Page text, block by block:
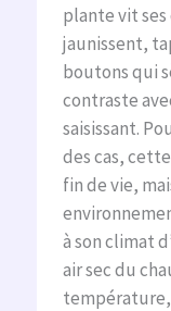
plante vit
jaunissent,
boutons qui
contraste
saisissant.
des cas,
fin de vie,
à son climat
air sec du
température,